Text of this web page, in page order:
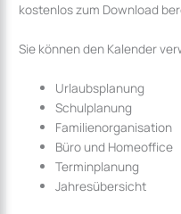
kostenlos zum Download
Sie können den Kalender
Urlaubsplanung
Schulplanung
Familienorganisation
Büro und Homeoffice
Terminplanung
Jahresübersicht